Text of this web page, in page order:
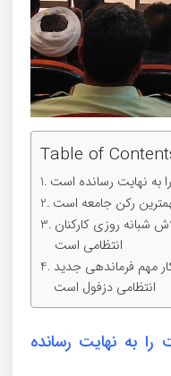
Table of
به نهایت رسانده است
رکن جامعه است
شبانه روزی کارکنان
انتظامی است
مهم فرماندهی جدید
انتظامی دزفول است
به نهایت رسانده